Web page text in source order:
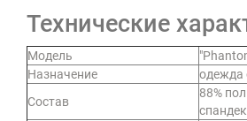
Технические
Модель
Назначение
одежда
Состав
88%